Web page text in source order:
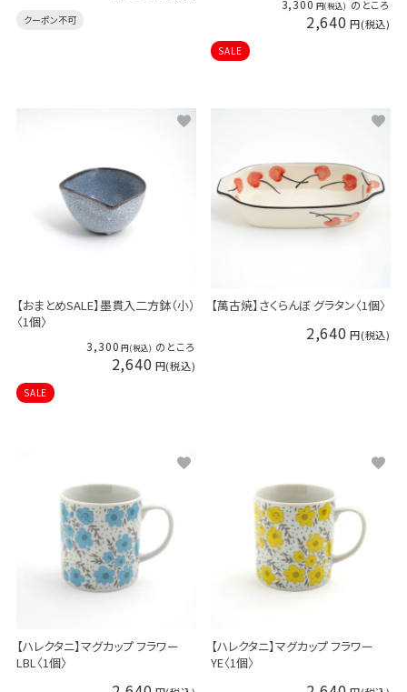
クーポン不可
3,300 のところ
2,640
SALE
【おまとめSALE】墨貫入二方鉢（小）
〈1個〉
3,300 のところ
2,640
SALE
【萬古焼】さくらんぼ グラタン〈1個〉
2,640
【ハレクタニ】マグカップ フラワー
LBL〈1個〉
【ハレクタニ】マグカップ フラワー
YE〈1個〉